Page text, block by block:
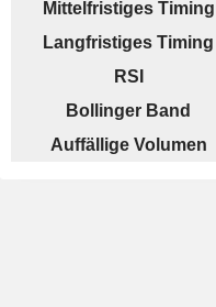
Mittelfristiges Timing
Langfristiges Timing
RSI
Bollinger Band
Auffällige Volumen